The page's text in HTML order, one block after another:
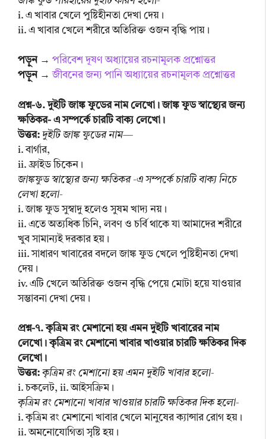
i. এ খাবার খেলে পুষ্টিহীনতা দেখা দেয়।
ii. এ খাবার খেলে শরীরে অতিরিক্ত ওজন বৃদ্ধি পায়।
পড়ুন → পরিবেশ দূষণ অধ্যায়ের রচনামূলক প্রশ্নোত্তর
পড়ুন → জীবনের জন্য পানি অধ্যায়ের রচনামূলক প্রশ্নোত্তর
প্রশ্ন-৬. দুইটি জাঙ্ক ফুডের নাম লেখো। জাঙ্ক ফুড স্বাস্থ্যের জন্য
ক্ষতিকর- এ সম্পর্কে চারটি বাক্য লেখো।
উত্তর: দুইটি জাঙ্ক ফুডের নাম—
i. বার্গার,
ii. ফ্রাইড চিকেন।
জাঙ্কফুড স্বাস্থ্যের জন্য ক্ষতিকর -এ সম্পর্কে চারটি বাক্য নিচে
লেখা হলো-
i. জাঙ্ক ফুড সুস্বাদু হলেও সুষম খাদ্য নয়।
ii. এতে অত্যধিক চিনি, লবণ ও চর্বি থাকে যা আমাদের শরীরে
খুব সামান্যই দরকার হয়।
iii. সাধারণ খাবারের বদলে জাঙ্ক ফুড খেলে পুষ্টিহীনতা দেখা
দেয়।
iv. এটি খেলে অতিরিক্ত ওজন বৃদ্ধি পেয়ে মোটা হয়ে যাওয়ার
সম্ভাবনা দেখা দেয়।
প্রশ্ন-৭. কৃত্রিম রং মেশানো হয় এমন দুইটি খাবারের নাম
লেখো। কৃত্রিম রং মেশানো খাবার খাওয়ার চারটি ক্ষতিকর দিক
লেখো।
উত্তর: কৃত্রিম রং মেশানো হয় এমন দুইটি খাবার হলো-
i. চকলেট, ii. আইসক্রিম।
কৃত্রিম রং মেশানো খাবার খাওয়ার চারটি ক্ষতিকর দিক হলো-
i. কৃত্রিম রং মেশানো খাবার খেলে মানুষের ক্যান্সার রোগ হয়।
ii. অমনোযোগিতা সৃষ্টি হয়।